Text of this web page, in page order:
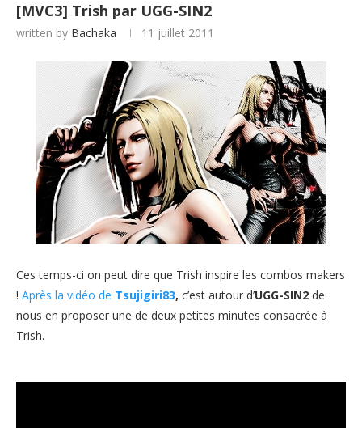
[MVC3] Trish par UGG-SIN2
written by Bachaka 11 juillet 2011
Ces temps-ci on peut dire que Trish inspire les combos makers
! Après la vidéo de Tsujigiri83, c’est autour d’UGG-SIN2 de
nous en proposer une de deux petites minutes consacrée à
Trish.